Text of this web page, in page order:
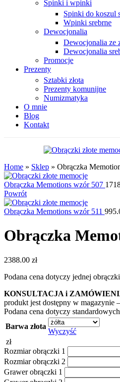
Spinki i wpinki
Spinki do koszul
Wpinki srebrne
Dewocjonalia
Dewocjonalia ze
Dewocjonalia
Promocje
Prezenty
Sztabki złota
Prezenty komunijne
Numizmatyka
O mnie
Blog
Kontakt
Home » Sklep » Obrączka
Obrączka Memotions wzór 507
Powrót
Obrączka Memotions wzór 511
Obrączka
2388.00 zł
Podana cena dotyczy jednej obrączki
KONSULTACJA i
produkt jest dostępny w
Podana cena dotyczy
Barwa złota
Wyczyść
zł
Rozmiar obrączki 1
Rozmiar obrączki 2
Grawer obrączki 1